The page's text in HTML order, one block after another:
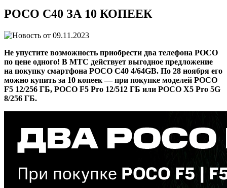
POCO С40 ЗА 10 КОПЕЕК
09.11.2023
Не упустите возможность приобрести два телефона POCO
по цене одного! В МТС действует выгодное предложение
на покупку смартфона POCO C40 4/64GB. По 28 ноября его
можно купить за 10 копеек — при покупке моделей POCO
F5 12/256 ГБ, POCO F5 Pro 12/512 ГБ или POCO X5 Pro 5G
8/256 ГБ.